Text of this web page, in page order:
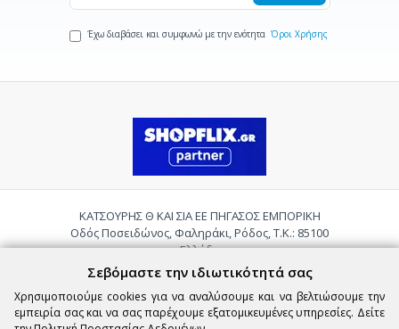
Έχω διαβάσει και συμφωνώ με την ενότητα Όροι Χρήσης
ΚΑΤΣΟΥΡΗΣ Θ ΚΑΙ ΣΙΑ ΕΕ ΠΗΓΑΣΟΣ ΕΜΠΟΡΙΚΗ
Οδός Ποσειδώνος, Φαληράκι, Ρόδος, Τ.Κ.: 85100
Ελλάδα
Τηλ.:2241085059
Email:
pigasosemporiki@gmail.com
Σεβόμαστε την ιδιωτικότητά σας
Χρησιμοποιούμε cookies για να αναλύσουμε και να βελτιώσουμε την
εμπειρία σας και να σας παρέχουμε εξατομικευμένες υπηρεσίες. Δείτε